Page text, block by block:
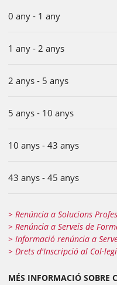
0 any - 1 any
1 any - 2 anys
2 anys - 5 anys
5 anys - 10 anys
10 anys - 43 anys
43 anys - 45 anys
> Renúncia a Solucions
> Renúncia a Serveis de
> Informació renúncia a
> Drets d'Inscripció al
MÉS INFORMACIÓ SOBRE